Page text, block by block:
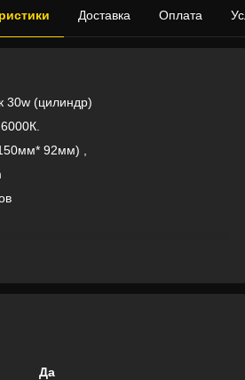
Доставка Оплата
30w (цилиндр)
92мм) ,
Да